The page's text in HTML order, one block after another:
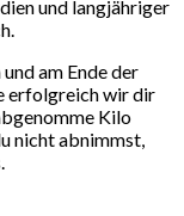
und langjähriger
am Ende der
erfolgreich wir dir
Kilo
nicht abnimmst,